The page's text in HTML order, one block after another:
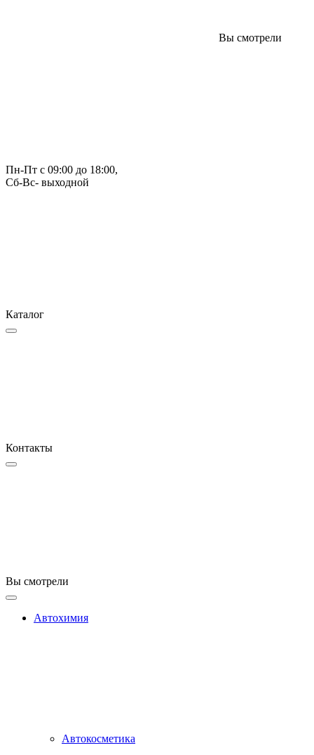
Вы смотрели
Пн-Пт с 09:00 до 18:00,
Сб-Вс- выходной
Каталог
Контакты
Вы смотрели
Автохимия
Автокосметика